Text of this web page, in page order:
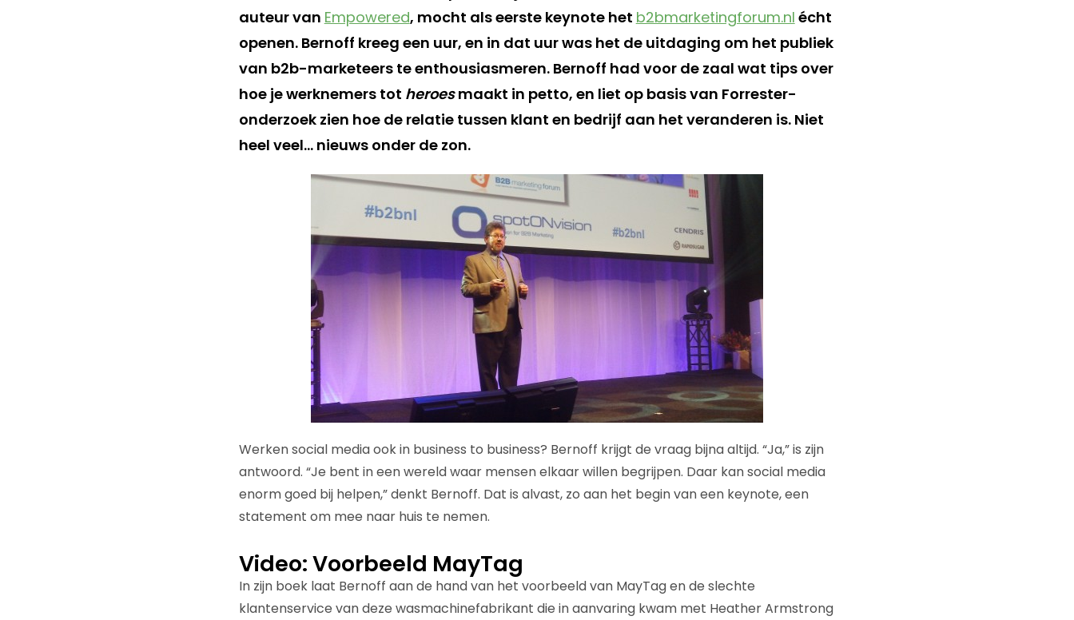
auteur van Empowered, mocht als eerste keynote het b2bmarketingforum.nl écht
openen. Bernoff kreeg een uur, en in dat uur was het de uitdaging om het publiek
van b2b-marketeers te enthousiasmeren. Bernoff had voor de zaal wat tips over
hoe je werknemers tot heroesmaakt in petto, en liet op basis van Forrester-
onderzoek zien hoe de relatie tussen klant en bedrijf aan het veranderen is. Niet
heel veel… nieuws onder de zon.
Werken social media ook in business to business? Bernoff krijgt de vraag bijna altijd. “Ja,” is zijn
antwoord. “Je bent in een wereld waar mensen elkaar willen begrijpen. Daar kan social media
enorm goed bij helpen,” denkt Bernoff. Dat is alvast, zo aan het begin van een keynote, een
statement om mee naar huis te nemen.
Video: Voorbeeld MayTag
In zijn boek laat Bernoff aan de hand van het voorbeeld van MayTag en de slechte
klantenservice van deze wasmachinefabrikant die in aanvaring kwam met Heather Armstrong